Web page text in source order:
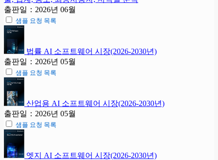
출판일：2026년 06월
샘플 요청 목록
법률 AI 소프트웨어 시장(2026-2030년)
출판일：2026년 05월
샘플 요청 목록
산업용 AI 소프트웨어 시장(2026-2030년)
출판일：2026년 05월
샘플 요청 목록
엣지 AI 소프트웨어 시장(2026-2030년)